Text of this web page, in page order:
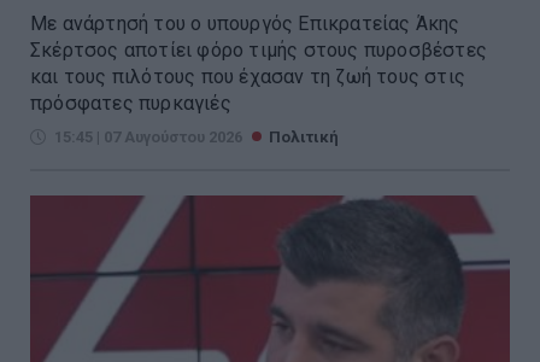
Με ανάρτησή του ο υπουργός Επικρατείας Άκης
Σκέρτσος αποτίει φόρο τιμής στους πυροσβέστες
και τους πιλότους που έχασαν τη ζωή τους στις
πρόσφατες πυρκαγιές
15:45 | 07 Αυγούστου 2026 Πολιτική